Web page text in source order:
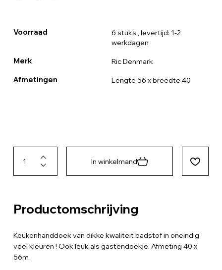
Voorraad 6 stuks , levertijd: 1-2
werkdagen
Merk Ric Denmark
Afmetingen Lengte 56 x breedte 40
In winkelmand
Productomschrijving
Keukenhanddoek van dikke kwaliteit badstof in oneindig
veel kleuren ! Ook leuk als gastendoekje. Afmeting 40 x
56m